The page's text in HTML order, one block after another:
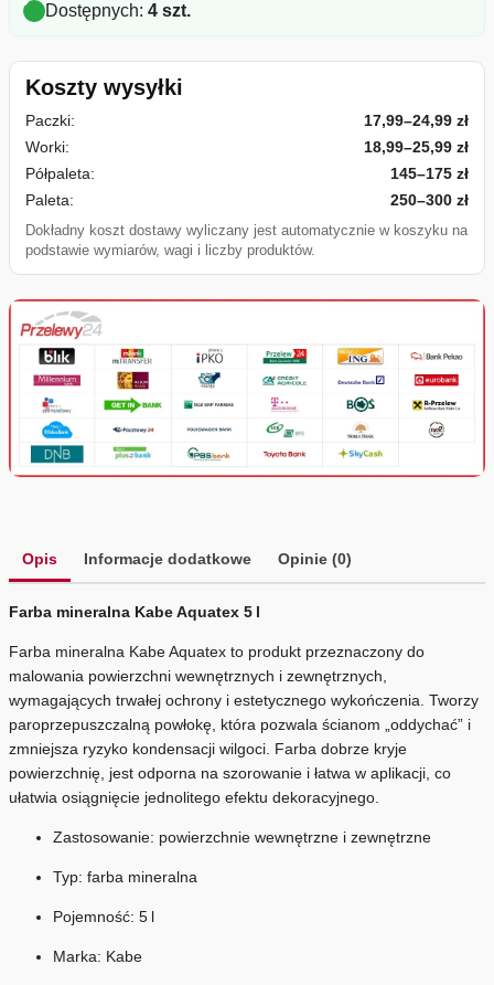
Dostępnych: 4 szt.
Koszty wysyłki
Paczki:
17,99–24,99 zł
Worki:
18,99–25,99 zł
Półpaleta:
145–175 zł
Paleta:
250–300 zł
Dokładny koszt dostawy wyliczany jest automatycznie w koszyku na
podstawie wymiarów, wagi i liczby produktów.
Opis Informacje dodatkowe Opinie (0)
Farba mineralna Kabe Aquatex 5 l
Farba mineralna Kabe Aquatex to produkt przeznaczony do
malowania powierzchni wewnętrznych i zewnętrznych,
wymagających trwałej ochrony i estetycznego wykończenia. Tworzy
paroprzepuszczalną powłokę, która pozwala ścianom „oddychać” i
zmniejsza ryzyko kondensacji wilgoci. Farba dobrze kryje
powierzchnię, jest odporna na szorowanie i łatwa w aplikacji, co
ułatwia osiągnięcie jednolitego efektu dekoracyjnego.
Zastosowanie: powierzchnie wewnętrzne i zewnętrzne
Typ: farba mineralna
Pojemność: 5 l
Marka: Kabe